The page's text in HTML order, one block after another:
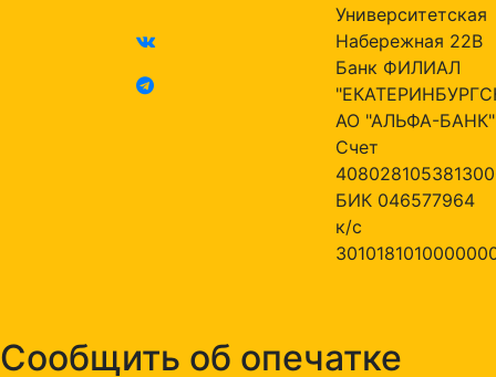
Университетская
Набережная 22В
Банк ФИЛИАЛ
АО "АЛЬФА-БАНК"
Счет
БИК 046577964
к/с
Сообщить об опечатке